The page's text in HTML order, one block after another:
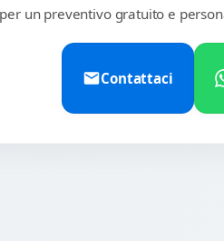
un preventivo gratuito e
Contattaci